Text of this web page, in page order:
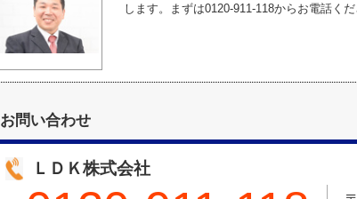
します。まずは0120-911-118からお電話くだ
お問い合わせ
ＬＤＫ株式会社